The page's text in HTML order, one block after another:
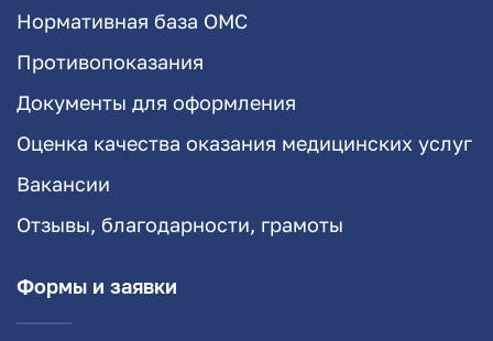
Нормативная база ОМС
Противопоказания
Документы для оформления
Оценка качества оказания медицинских услуг
Вакансии
Отзывы, благодарности, грамоты
Формы и заявки